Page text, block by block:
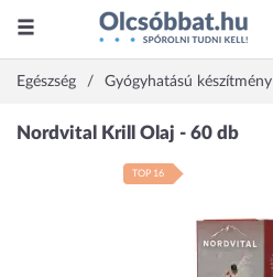
Egészség Gyógyhatású készítmény
TOP 16